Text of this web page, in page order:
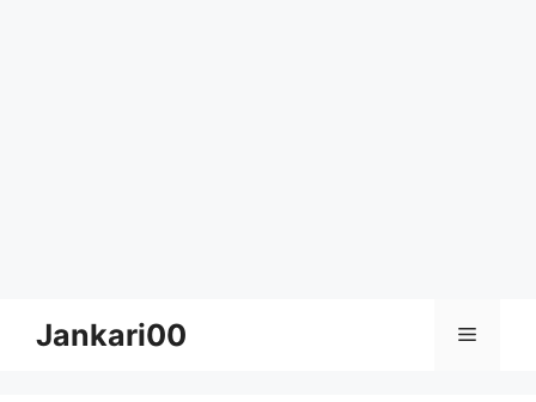
Jankari00 Menu